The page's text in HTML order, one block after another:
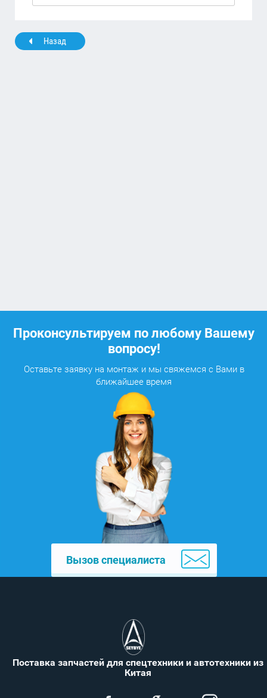
Назад
Проконсультируем по любому Вашему
вопросу!
Оставьте заявку на монтаж и мы свяжемся с Вами в
ближайшее время
Вызов специалиста
Поставка запчастей для спецтехники и автотехники из
Китая